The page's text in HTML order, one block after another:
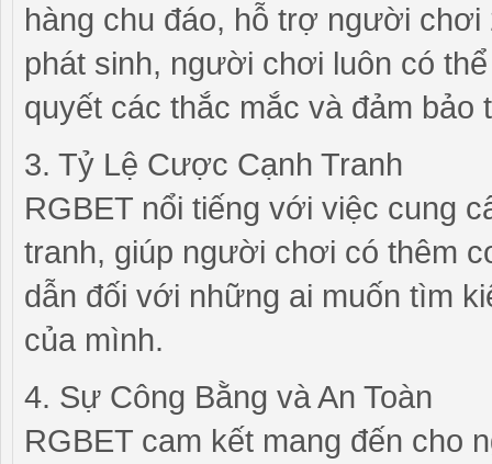
hàng chu đáo, hỗ trợ người
phát sinh, người chơi luôn có
quyết các thắc mắc và đảm
3. Tỷ Lệ Cược Cạnh Tranh
RGBET nổi tiếng với việc cung
tranh, giúp người chơi có thêm
dẫn đối với những ai muốn tìm
của mình.
4. Sự Công Bằng và An Toàn
RGBET cam kết mang đến